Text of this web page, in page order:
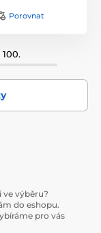
Porovnat
ve výběru?
do eshopu.
pro vás